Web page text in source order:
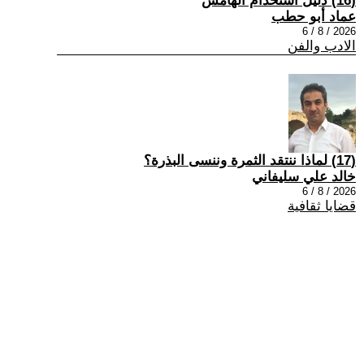
عماد أبو حطب
2026 / 8 / 6
الادب والفن
(17) لماذا ننتقد الثمرة وننسى البذرة؟
خالد علي سليفاني
2026 / 8 / 6
قضايا ثقافية